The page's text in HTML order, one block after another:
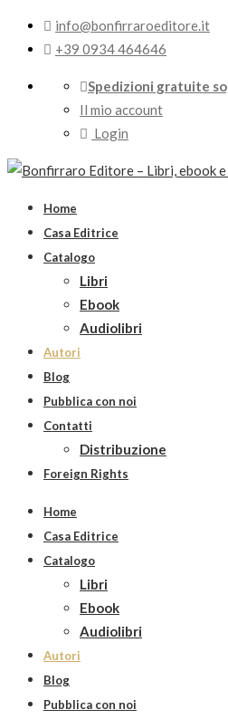
info@bonfirraroeditore.it
+39 0934 464646
Spedizioni gratuite
Il mio account
Login
Home
Casa Editrice
Catalogo
Libri
Ebook
Audiolibri
Autori
Blog
Pubblica con noi
Contatti
Distribuzione
Foreign Rights
Home
Casa Editrice
Catalogo
Libri
Ebook
Audiolibri
Autori
Blog
Pubblica con noi